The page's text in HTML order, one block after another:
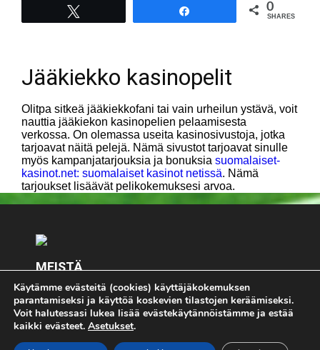
0
SHARES
Jääkiekko kasinopelit
Olitpa sitkeä jääkiekkofani tai vain urheilun ystävä, voit
nauttia jääkiekon kasinopelien pelaamisesta
verkossa. On olemassa useita kasinosivustoja, jotka
tarjoavat näitä pelejä. Nämä sivustot tarjoavat sinulle
myös kampanjatarjouksia ja bonuksia suomalaiset-
kasinot.net: suomalaiset kasinot netissä. Nämä
tarjoukset lisäävät pelikokemuksesi arvoa.
MEISTÄ
Keskity olennaiseen - Pelimies.com. Kaikki pelaaminen
on K18 - jos pelaat, pelaa vastuullisesti. Jos koet, että
pelaaminen on sinulle tai läheisellesi ongelma, lopeta
pelaaminen välittömästi ja ota yhteyttä
Käytämme evästeitä (cookies) käyttäjäkokemuksen
parantamiseksi ja käyttöä koskevien tilastojen keräämiseksi.
Voit halutessasi lukea lisää evästekäytännöistämme ja estää
kaikki evästeet. Asetukset.